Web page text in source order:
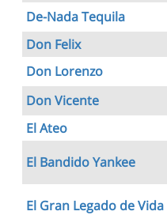
De-Nada Tequila
Don Felix
Don Lorenzo
Don Vicente
El Ateo
El Bandido Yankee
El Gran Legado de Vida